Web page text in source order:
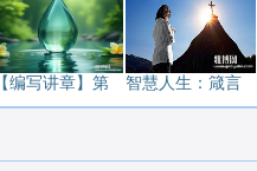
历代志下-2Chronicles
以斯拉-Ezra
【编写讲章】第 智慧人生：箴言